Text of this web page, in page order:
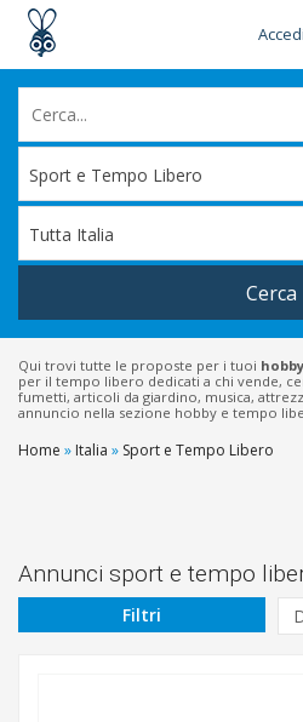
Accedi
Sport e Tempo Libero
Tutta Italia
Cerca
Qui trovi tutte le proposte per i tuoi
per il tempo libero dedicati a chi vende,
fumetti, articoli da giardino, musica,
annuncio nella sezione hobby e tempo
€
Home » Italia » Sport e Tempo Libero
Annunci sport e tempo
Filtri